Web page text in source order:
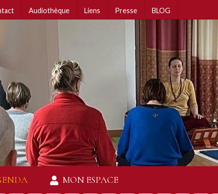
Audiothèque Liens Presse BLOG
MON ESPACE